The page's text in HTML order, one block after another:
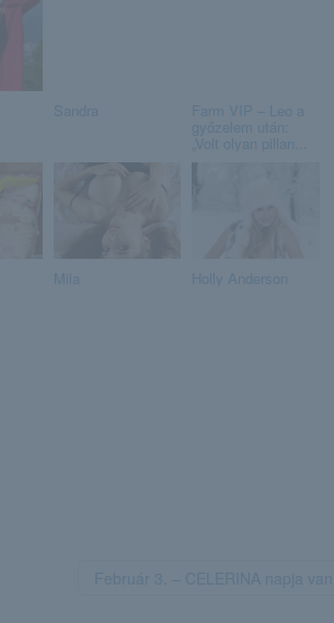
Sandra Farm VIP – Leo a
győzelem után:
„Volt olyan pillan...
Mila Holly Anderson
Február 3. – CELERINA napja van